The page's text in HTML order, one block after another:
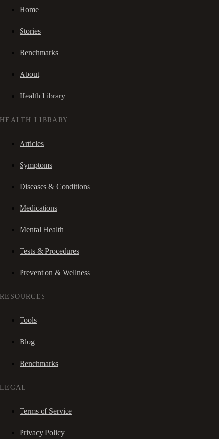
Home
Stories
Benchmarks
About
Health Library
HEALTH LIBRARY
Articles
Symptoms
Diseases & Conditions
Medications
Mental Health
Tests & Procedures
Prevention & Wellness
RESOURCES
Tools
Blog
Benchmarks
LEGAL
Terms of Service
Privacy Policy